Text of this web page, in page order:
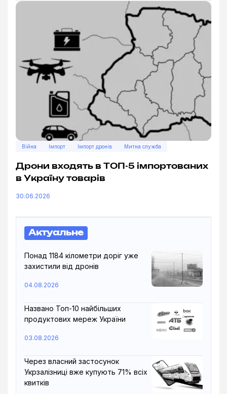
Війна Імпорт Імпорт дронів Митна служба
Дрони входять в ТОП-5 імпортованих
в Україну товарів
30.06.2026
Актуальне
Понад 1184 кілометри доріг уже
захистили від дронів
04.08.2026
Названо Топ-10 найбільших
продуктових мереж України
03.08.2026
Через власний застосунок
Укрзалізниці вже купують 71% всіх
квитків